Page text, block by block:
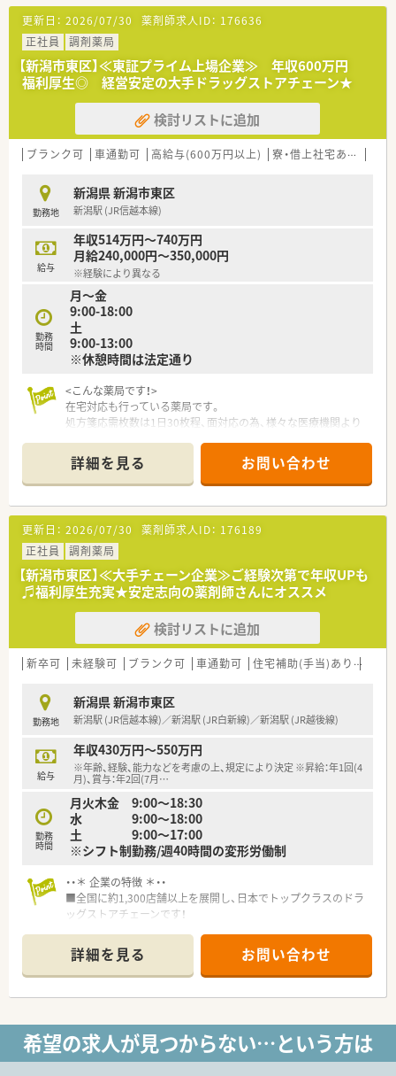
<こんな会社です！>
・現在4,000名程の従業員、840店程の店舗を持つドラッグストア
チェーンです！
・設立以来、37年連続増収の成長企業で、経営も安定しています。
・調剤・ビューティー・食品・ヘルス、ライフの分野で店舗展開して
います。
<働き方について>
ライフスタイルに合わせて｢9時間勤務・8時間勤務｣のどちらか
選択が可能です！
ンスを保つことが可能です。
キャリアパスが明確で早い段階から責任あるポジションに就く
チャンスがあり｢1～2年目で薬局長最短3～4年目でエリアマネ
ージャー(SV)」に昇格できるなど、成長中の企業だからこそ 昇
格チャンスも多い企業です。
勤務年数や年齢に関係がない職務給制度を採用、若くから責任の
あるポジションを目指したい方
・高年収希望の方はおすすめの会社です！
<研修制度について>
自己啓発支援制度があり、年間10万円まで学会参加やe-ラーニ
ングにかかる費用などを会社負担してもらえます！
薬剤師全体研修、新任薬局長研修など幅広い研修を整えていま
す。
マニュアルもしっかりあり、未経験の方でも安心して就業するこ
とが可能です！
<福利厚生について>
基本日祝休みになる為、プライベートも充実してご勤務が可能で
す。
応援体制が整っているので、人数が少ない薬局に配属でも安心し
て勤務ができる環境です。
有給取得平均10.4日の為、有給休暇も取得しやすい会社です。ま
た、年に1回1週間程度
リフレッシュ休暇制度を設けており、全店休憩室を完備していま
す。
社員割引購入制度、リフレッシュ休暇に
会社都合での転勤の場合、家賃補助や遠隔地手当も付き、安心し
て就業できます（規定あり）
更新日： 2026/07/30 薬剤師求人ID： 176636
正社員
調剤薬局
【新潟市東区】≪東証プライム上場企業≫ 年収600万円
福利厚生◎ 経営安定の大手ドラッグストアチェーン★
検討リストに追加
ブランク可 車通勤可 高給与(600万円以上) 寮・借上社宅あり
勤務地
新潟県 新潟市東区
新潟駅 (JR信越本線)
給与
年収514万円～740万円
月給240,000円～350,000円
※経験により異なる
勤務
時間
月～金
9:00-18:00
土
9:00-13:00
※休憩時間は法定通り
<こんな薬局です！>
在宅対応も行っている薬局です。
処方箋応需枚数は1日30枚程、面対応の為、様々な医療機関より
常勤薬剤師は2名在籍！最新システムも整っている為、安心して就
業できる環境です。
<こんな会社です!>
設立以来、37年連続増収、店舗数は840店舗程、その中で調剤併
設店は470店舗ほどあり、調剤併設率は56％になります！
経営理念としては、健康と美と衛生を通じての社会貢献を掲げて
いる会社です。
調剤併設店は分離申請をしているため、薬局としての機能を最大
限発揮し運営しています。
在宅にも注力しており、在宅専門薬局も設置しています。
<働き方について>
ライフスタイルに合わせて｢9時間勤務・8時間勤務｣のどちらか
就業時間も薬局の営業時間に合わせている為、ライフワークバラ
ンスを保つことが可能です。
キャリアパスが明確で早い段階から責任あるポジションに就く
チャンスがあり｢1～2年目で薬局長
最短3～4年目でエリアマネージャー(SV)」に昇格できるなど、成
長中の企業だからこそ 昇格チャンスも多い企業です。
勤務年数や年齢に関係がない職務給制度を採用、若くから責任の
あるポジションを目指したい方
・高年収希望の方はおすすめの会社です！
<設備面について>
丁寧な服薬指導が可能な環境を整えています。機器類に関して
は、音声入力の薬歴･ピッキングサポートシステム･投薬カウンタ
ーに薬歴閲覧用タブレット設置など、薬剤師が安心して働く事が
出来る様に最新の機械を導入されています。
<研修制度について>
業務習得制度によるOJT・OTC店内勉強会や、中途入社社員研修、
薬剤師全体研修、新任薬局長研修など幅広い研修を整えていま
また研修認定薬剤師単位取得の支援（eラーニング）
年間10万円まで学会参加やｅラーニング等に掛かる費用を会社
負担しています。
詳細を見る お問い合わせ
更新日： 2026/07/30 薬剤師求人ID： 176189
正社員
調剤薬局
【新潟市東区】≪大手チェーン企業≫ご経験次第で年収UPも
♬福利厚生充実★安定志向の薬剤師さんにオススメ
検討リストに追加
新卒可 未経験可 ブランク可 車通勤可 住宅補助(手当)あり
勤務地
新潟県 新潟市東区
新潟駅 (JR信越本線)／新潟駅 (JR白新線)／新潟駅 (JR越後線)
給与
年収430万円～550万円
※年齢、経験、能力などを考慮の上、規定により決定 ※昇給：年1回(4
月)、賞与：年2回(7月…
勤務
時間
月火木金 9:00～18:30
水 9:00～18:00
土 9:00～17:00
※シフト制勤務/週40時間の変形労働制
・・＊ 企業の特徴 ＊・・
■全国に約1,300店舗以上を展開し、日本でトップクラスのドラ
ッグストアチェーンです！
■1薬局あたりの薬剤師人数は平均5～6人と複数体制です。
1人あたりの対応処方箋枚数は平均20枚以下になりますので、
丁寧に調剤をする事が可能です。
そのため一人あたりの仕事量を減らし過誤の防止に努めてい
■調剤薬局採用の場合、会社の指示でOTC店舗への異動はありま
せん。
■入社後3年間の基本教育、20年後のキャリアを見据えた教育プ
詳細を見る お問い合わせ
希望の求人が見つからない…という方は